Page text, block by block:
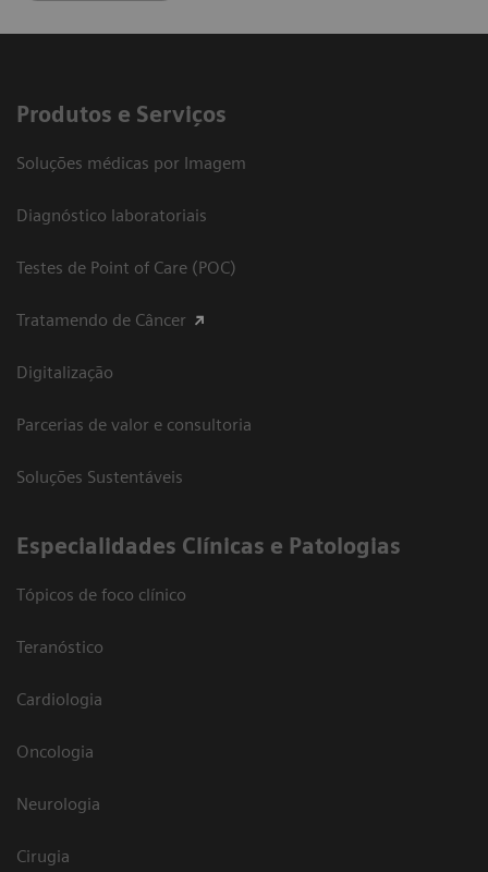
Produtos e Serviços
Soluções médicas por Imagem
Diagnóstico laboratoriais
Testes de Point of Care (POC)
Tratamendo de Câncer
Digitalização
Parcerias de valor e consultoria
Soluções Sustentáveis
​Especialidades Clínicas e Patologias
Tópicos de foco clínico
Teranóstico
Cardiologia
Oncologia
Neurologia
Cirugia